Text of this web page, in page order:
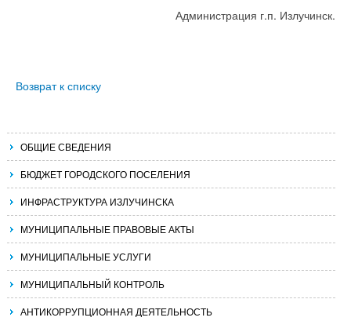
Администрация г.п. Излучинск.
Возврат к списку
ОБЩИЕ СВЕДЕНИЯ
БЮДЖЕТ ГОРОДСКОГО ПОСЕЛЕНИЯ
ИНФРАСТРУКТУРА ИЗЛУЧИНСКА
МУНИЦИПАЛЬНЫЕ ПРАВОВЫЕ АКТЫ
МУНИЦИПАЛЬНЫЕ УСЛУГИ
МУНИЦИПАЛЬНЫЙ КОНТРОЛЬ
АНТИКОРРУПЦИОННАЯ ДЕЯТЕЛЬНОСТЬ